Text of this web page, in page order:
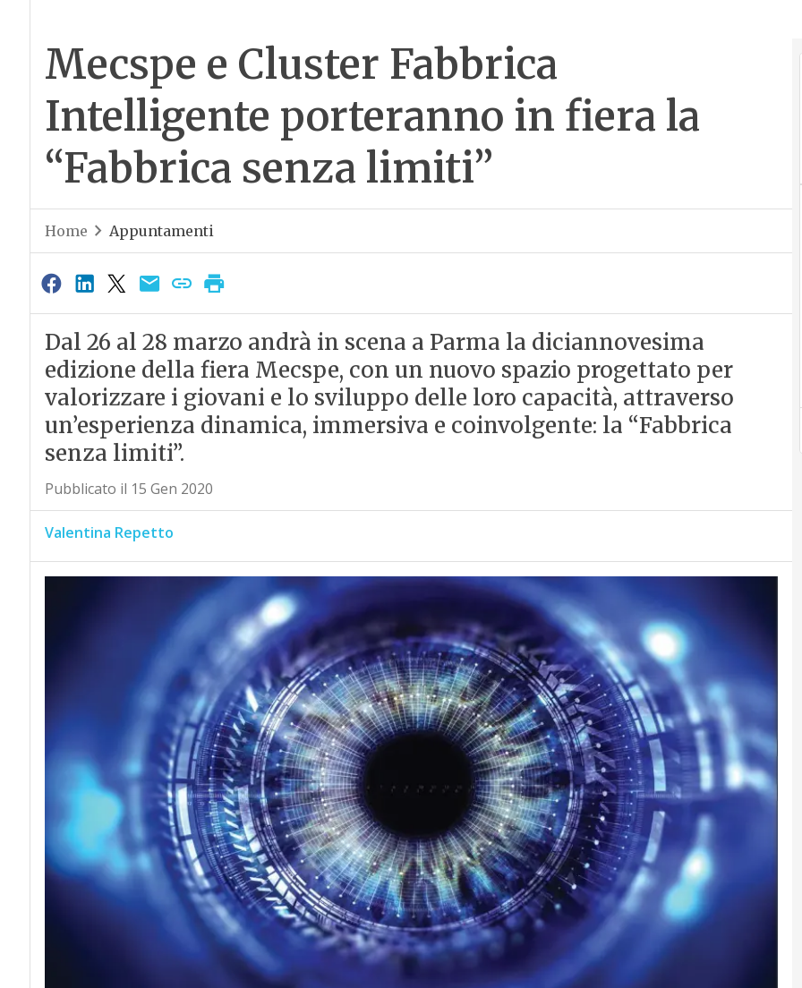
Mecspe e Cluster Fabbrica
Intelligente porteranno in fiera la
“Fabbrica senza limiti”
Home Appuntamenti
Dal 26 al 28 marzo andrà in scena a Parma la diciannovesima
edizione della fiera Mecspe, con un nuovo spazio progettato per
valorizzare i giovani e lo sviluppo delle loro capacità, attraverso
un’esperienza dinamica, immersiva e coinvolgente: la “Fabbrica
senza limiti”.
Pubblicato il 15 Gen 2020
Valentina Repetto